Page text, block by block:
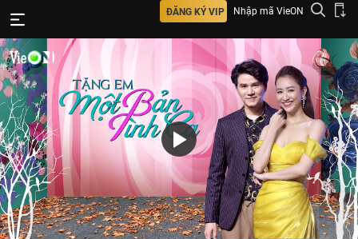
ĐĂNG KÝ VIP Nhập mã VieON